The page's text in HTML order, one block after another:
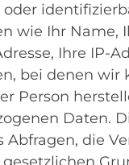
wie Ihr Name,
Ihre IP-
bei denen
Person
Daten.
Abfragen, die